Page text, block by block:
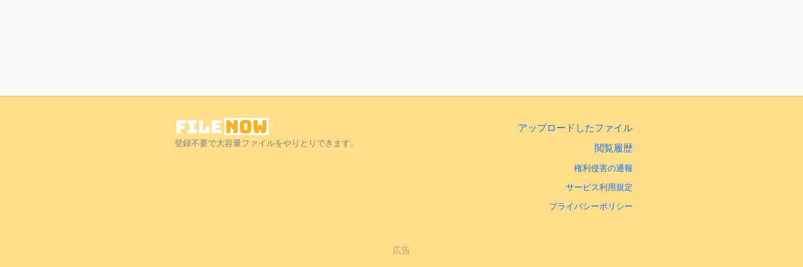
登録不要で大容量ファイルをやりとりできます。
アップロードしたファイル
閲覧履歴
権利侵害の通報
サービス利用規定
プライバシーポリシー
広告